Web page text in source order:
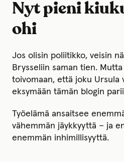
Nyt pieni
ohi
Jos olisin poliitikko, veisin
Brysseliin saman tien.
toivomaan, että joku Ursula
eksymään tämän blogin
Työelämä ansaitsee
vähemmän jäykkyyttä – ja
enemmän inhimillisyyttä.